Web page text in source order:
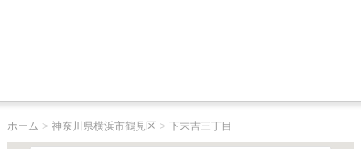
ホーム > 神奈川県横浜市鶴見区 > 下末吉三丁目